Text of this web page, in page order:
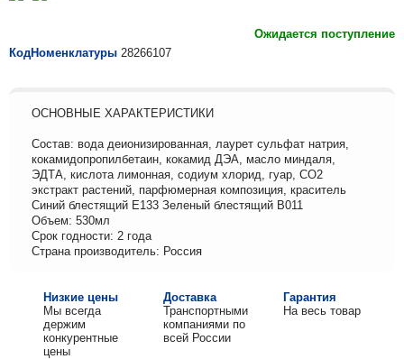
Ожидается поступление
КодНоменклатуры 28266107
ОСНОВНЫЕ ХАРАКТЕРИСТИКИ
Состав: вода деионизированная, лаурет сульфат натрия,
кокамидопропилбетаин, кокамид ДЭА, масло миндаля,
ЭДТА, кислота лимонная, содиум хлорид, гуар, СО2
экстракт растений, парфюмерная композиция, краситель
Синий блестящий Е133 Зеленый блестящий В011
Объем: 530мл
Срок годности: 2 года
Страна производитель: Россия
Низкие цены
Мы всегда
держим
конкурентные
цены
Доставка
Транспортными
компаниями по
всей России
Гарантия
На весь товар